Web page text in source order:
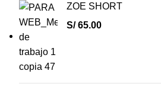
ZOE SHORT
S/65.00